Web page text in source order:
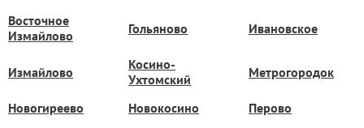
Восточное
Измайлово
Гольяново Ивановское
Измайлово
Косино-
Ухтомский
Метрогородок
Новогиреево Новокосино Перово